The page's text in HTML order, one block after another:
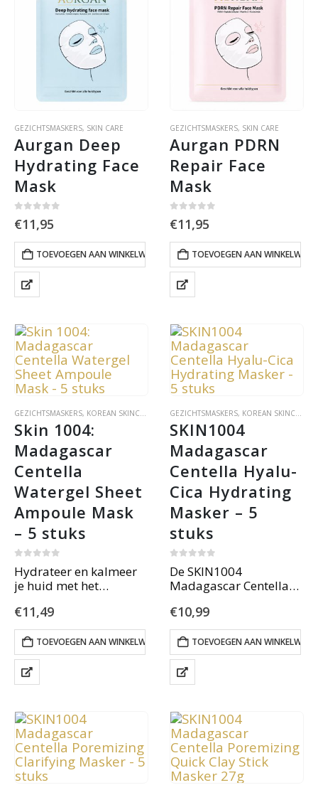
GEZICHTSMASKERS, SKIN CARE
Aurgan Deep
Hydrating Face
Mask
€11,95
TOEVOEGEN AAN WINKELWAGEN
GEZICHTSMASKERS, SKIN CARE
Aurgan PDRN
Repair Face
Mask
€11,95
TOEVOEGEN AAN
GEZICHTSMASKERS, KOREAN SKINCARE SKIN CARE
Skin 1004:
Madagascar
Centella
Watergel Sheet
Ampoule Mask
– 5 stuks
Hydrateer en kalmeer
je huid met het
Centella Watergel Sheet
Ampoule Mask. Dit
hydrogelmasker bevat
51% Centella Asiatica
en 3× meer serum dan
gewone maskers, voor
€11,49
TOEVOEGEN AAN WINKELWAGEN
GEZICHTSMASKERS, KOREAN SKINCARE
SKIN1004
Madagascar
Centella Hyalu-
Cica Hydrating
Masker – 5
stuks
De SKIN1004
Madagascar Centella
Mask is een intens
hydraterend
sheetmasker met 8
soorten hyaluronzuur,
Centella Asiatica en
ceramiden.
herstelt de barrière en
geeft een frisse,…
€10,99
TOEVOEGEN AAN